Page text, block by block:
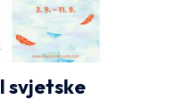
svjetske